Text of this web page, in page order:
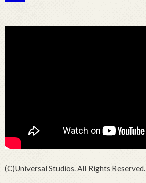
(C)Universal Studios. All Rights Reserved.